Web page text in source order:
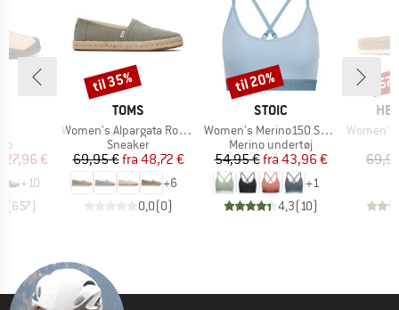
pris
€
+10
(657)
MÆRKE
TOMS
Artikel
Women's Alpargata Rope 2.0
Produktgruppe
Sneaker
Pris
69,95 € Nedsat pris
fra 48,72 €
+6
0,0(0)
Rabat
til 35%
MÆRKE
STOIC
Artikel
Women's Merino150 SadjemSt. Bra
Produktgruppe
Merino undertøj
Pris
54,95 € Nedsat pris
fra 43,96 €
+1
4,3(10)
Rabat
til 20%
Artikel
Women's